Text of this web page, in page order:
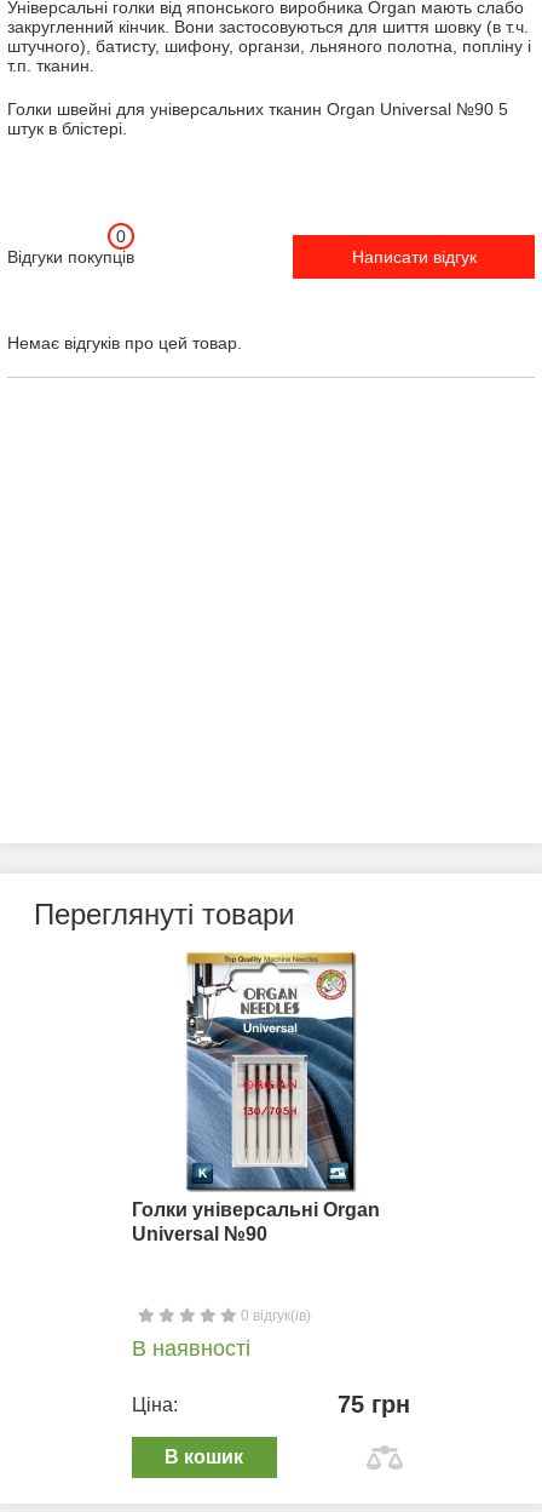
Універсальні голки від японського виробника Organ мають слабо
закругленний кінчик. Вони застосовуються для шиття шовку (в т.ч.
штучного), батисту, шифону, органзи, льняного полотна, попліну і
т.п. тканин.
Голки швейні для універсальних тканин Organ Universal №90 5
штук в блістері.
Відгуки покупців
0
Написати відгук
Немає відгуків про цей товар.
Переглянуті товари
Голки універсальні Organ
Universal №90
0 відгук(ів)
В наявності
Ціна: 75 грн
В кошик